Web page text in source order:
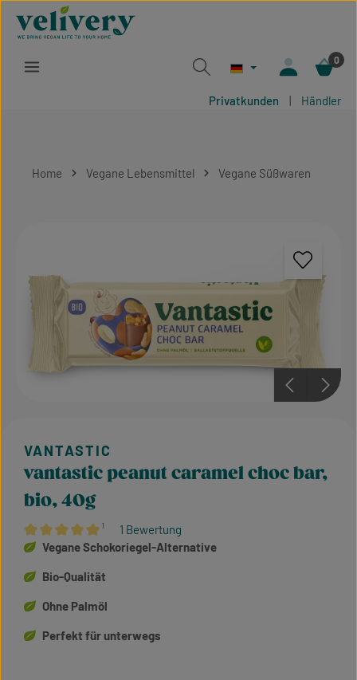
Zum Hauptinhalt springen
0
Privatkunden | Händler
Home Vegane Lebensmittel Vegane Süßwaren
Durchschnittliche Bewertung von 5 von 5 Sternen
¹ 1 Bewertung
vantastic peanut caramel choc bar,
bio, 40g
Vegane Schokoriegel-Alternative
Bio-Qualität
Ohne Palmöl
Perfekt für unterwegs